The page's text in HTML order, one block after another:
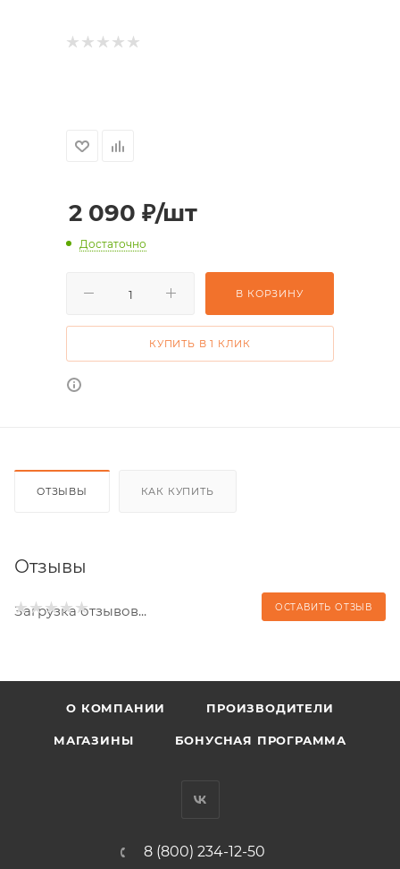
2 090 ₽/шт
Достаточно
В КОРЗИНУ
КУПИТЬ В 1 КЛИК
ОТЗЫВЫ КАК КУПИТЬ
Отзывы
ОСТАВИТЬ ОТЗЫВ
Загрузка отзывов...
О КОМПАНИИ ПРОИЗВОДИТЕЛИ
МАГАЗИНЫ БОНУСНАЯ ПРОГРАММА
8 (800) 234-12-50